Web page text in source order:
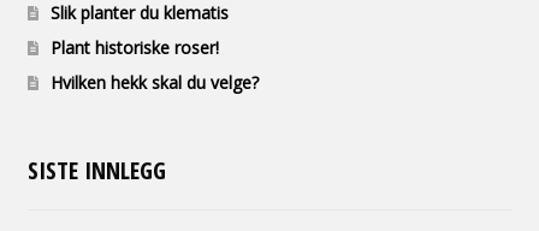
Slik planter du klematis
Plant historiske roser!
Hvilken hekk skal du velge?
SISTE INNLEGG